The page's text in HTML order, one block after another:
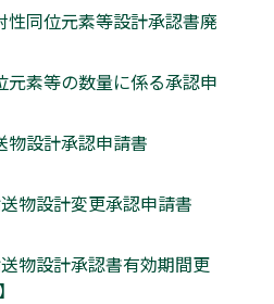
同位元素等設計承認書廃
素等の数量に係る承認申
設計承認申請書
物設計変更承認申請書
物設計承認書有効期間更